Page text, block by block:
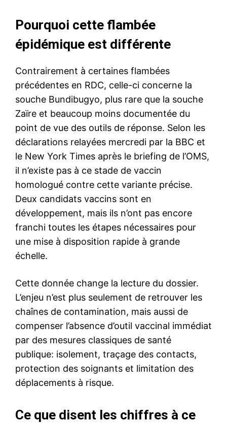
Pourquoi cette flambée
épidémique est différente
Contrairement à certaines flambées
précédentes en RDC, celle-ci concerne la
souche Bundibugyo, plus rare que la souche
Zaïre et beaucoup moins documentée du
point de vue des outils de réponse. Selon les
déclarations relayées mercredi par la BBC et
le New York Times après le briefing de l’OMS,
il n’existe pas à ce stade de vaccin
homologué contre cette variante précise.
Deux candidats vaccins sont en
développement, mais ils n’ont pas encore
franchi toutes les étapes nécessaires pour
une mise à disposition rapide à grande
échelle.
Cette donnée change la lecture du dossier.
L’enjeu n’est plus seulement de retrouver les
chaînes de contamination, mais aussi de
compenser l’absence d’outil vaccinal immédiat
par des mesures classiques de santé
publique: isolement, traçage des contacts,
protection des soignants et limitation des
déplacements à risque.
Ce que disent les chiffres à ce